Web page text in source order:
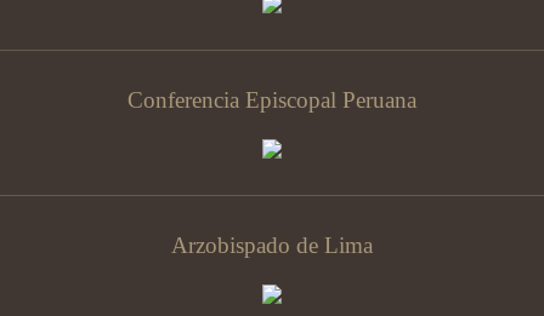
Conferencia Episcopal Peruana
Arzobispado de Lima